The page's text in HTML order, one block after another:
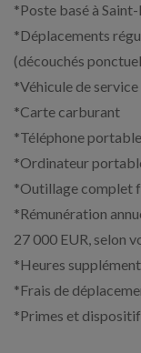
*Poste basé à
*Déplacements
(découchés
*Véhicule de service
*Carte carburant
*Téléphone portable
*Ordinateur
*Outillage complet
*Rémunération
27 000 EUR, selon
*Heures
*Frais de
*Primes et